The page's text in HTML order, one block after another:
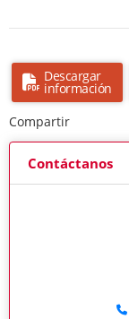
Descargar
información
Compartir
Contáctanos